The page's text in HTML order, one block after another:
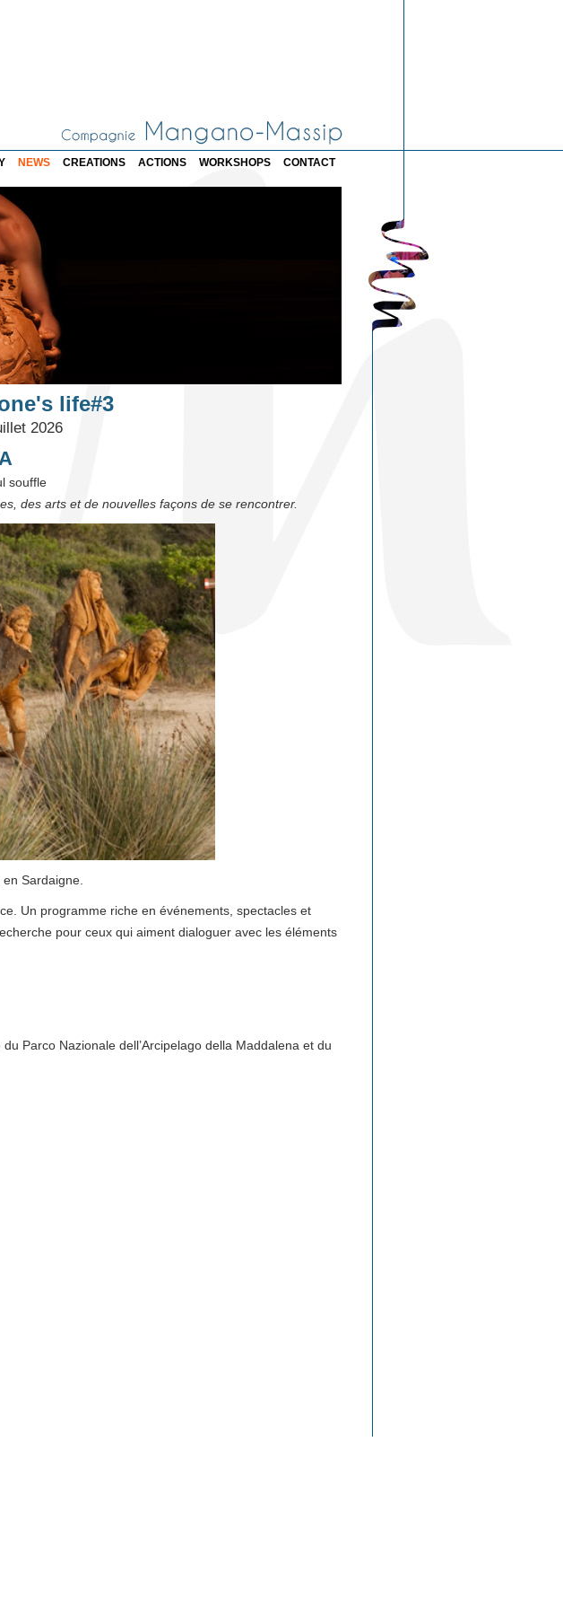
NEWS CREATIONS ACTIONS WORKSHOPS CONTACT
life#3
2026
souffle
des arts et de nouvelles façons de se rencontrer.
Sardaigne.
Un programme riche en événements, spectacles et
pour ceux qui aiment dialoguer avec les éléments
Parco Nazionale dell’Arcipelago della Maddalena et du